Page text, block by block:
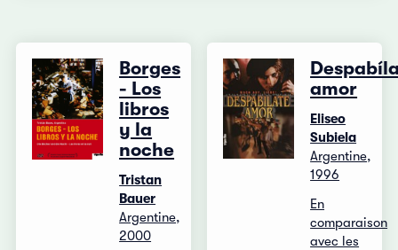
Borges
- Los
libros
y la
noche
Tristan
Bauer
Argentine,
2000
amor
Eliseo
Subiela
Argentine,
1996
En
comparaison
avec les